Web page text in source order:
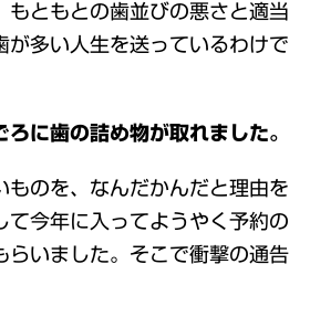
もともとの歯並びの悪さと適当
が多い人生を送っているわけで
ろに歯の詰め物が取れました。
ものを、なんだかんだと理由を
て今年に入ってようやく予約の
らいました。そこで衝撃の通告